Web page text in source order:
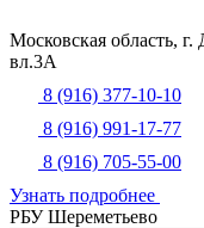
Московская область,
вл.3А
8 (916) 377-10-10
8 (916) 991-17-77
8 (916) 705-55-00
Узнать подробнее
РБУ Шереметьево